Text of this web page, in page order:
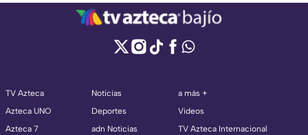
TV Azteca
Azteca UNO
Azteca 7
Noticias
Deportes
adn Noticias
a más +
Videos
TV Azteca Internacional